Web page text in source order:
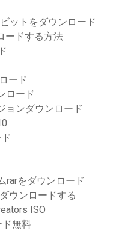
ットをダウンロード
ードする方法
ード
ロード
ョンダウンロード
rarをダウンロード
ウンロードする
ISO
ド無料